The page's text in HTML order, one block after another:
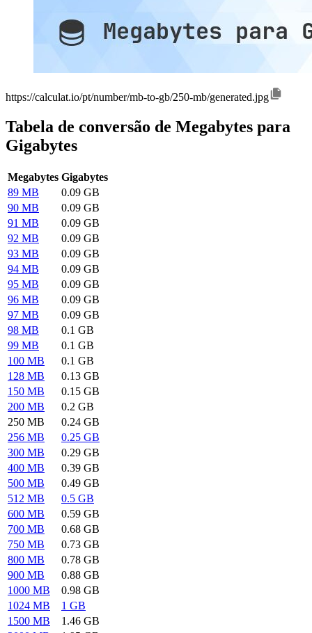
https://calculat.io/pt/number/mb-to-gb/250-mb/generated.jpg
Tabela de conversão de Megabytes para
Gigabytes
Megabytes Gigabytes
89 MB
0.09 GB
90 MB
0.09 GB
91 MB
0.09 GB
92 MB
0.09 GB
93 MB
0.09 GB
94 MB
0.09 GB
95 MB
0.09 GB
96 MB
0.09 GB
97 MB
0.09 GB
98 MB
0.1 GB
99 MB
0.1 GB
100 MB
0.1 GB
128 MB
0.13 GB
150 MB
0.15 GB
200 MB
0.2 GB
250 MB
0.24 GB
256 MB
0.25 GB
300 MB
0.29 GB
400 MB
0.39 GB
500 MB
0.49 GB
512 MB
0.5 GB
600 MB
0.59 GB
700 MB
0.68 GB
750 MB
0.73 GB
800 MB
0.78 GB
900 MB
0.88 GB
1000 MB
0.98 GB
1024 MB
1 GB
1500 MB
1.46 GB